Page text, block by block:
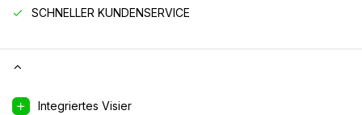
SCHNELLER KUNDENSERVICE
Integriertes Visier